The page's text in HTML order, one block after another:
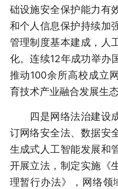
础设施安全保护能力有
和个人信息保护持续加
管理制度基本建成，人
化。连续12年成功举办
推动100余所高校成立
育技术产业融合发展生态
四是网络法治建设
订网络安全法、数据安
生成式人工智能发展和
开展立法，制定实施《
理暂行办法》，网络领